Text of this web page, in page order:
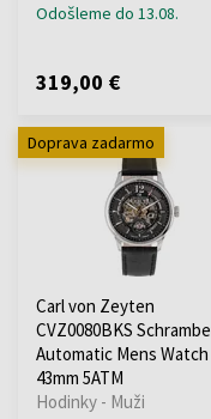
Odošleme do 13.08.
319,00 €
Doprava zadarmo
Carl von Zeyten
CVZ0080BKS
Automatic Mens Watch
43mm 5ATM
Hodinky - Muži